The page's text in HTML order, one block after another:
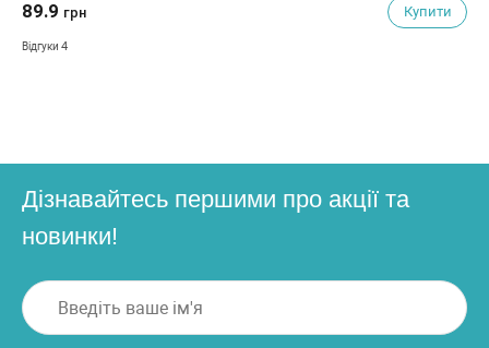
89.9 грн Купити
Відгуки 4
Дізнавайтесь першими про акції та
новинки!